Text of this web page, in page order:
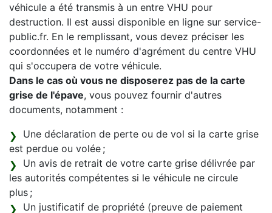
véhicule a été transmis à un entre VHU pour
destruction. Il est aussi disponible en ligne sur service-
public.fr. En le remplissant, vous devez préciser les
coordonnées et le numéro d'agrément du centre VHU
qui s'occupera de votre véhicule.
Dans le cas où vous ne disposerez pas de la carte
grise de l'épave, vous pouvez fournir d'autres
documents, notamment :
Une déclaration de perte ou de vol si la carte grise
est perdue ou volée ;
Un avis de retrait de votre carte grise délivrée par
les autorités compétentes si le véhicule ne circule
plus ;
Un justificatif de propriété (preuve de paiement